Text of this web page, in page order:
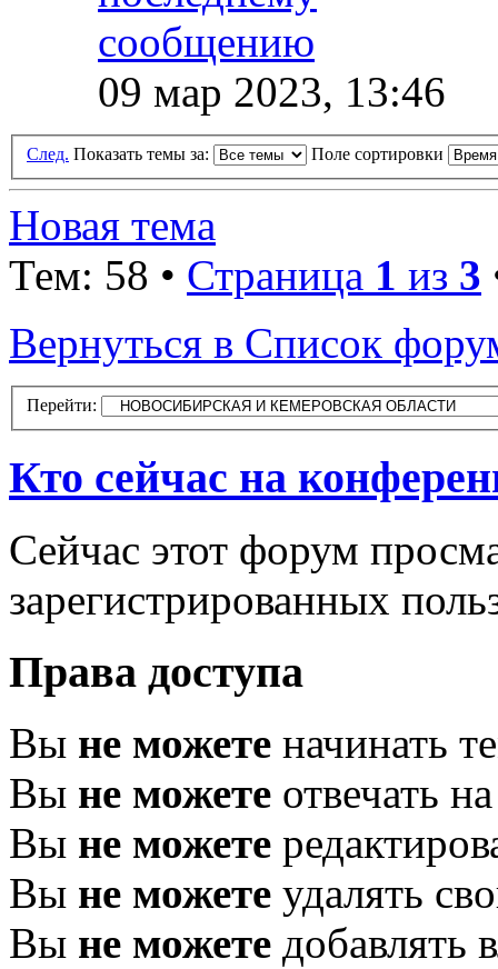
09 мар 2023, 13:46
След. Показать темы за: Поле сортировки
Новая тема
Тем: 58 • Страница 1 из 3
Вернуться в Список
Перейти:
Кто сейчас на
Сейчас этот форум
зарегистрированных
Права доступа
Вы не можете начинать
Вы не можете отвечать
Вы не можете
Вы не можете удалять
Вы не можете добавлять